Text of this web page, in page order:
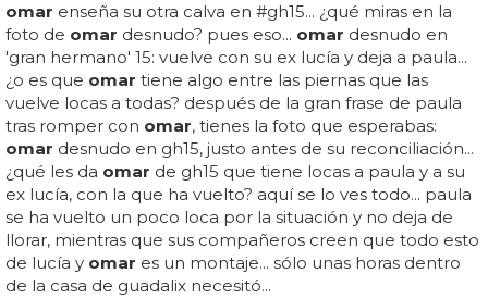
omar enseña su otra calva en #gh15... ¿qué miras en la
foto de omar desnudo? pues eso... omar desnudo en
'gran hermano' 15: vuelve con su ex lucía y deja a paula...
¿o es que omar tiene algo entre las piernas que las
vuelve locas a todas? después de la gran frase de paula
tras romper con omar, tienes la foto que esperabas:
omar desnudo en gh15, justo antes de su reconciliación...
¿qué les da omar de gh15 que tiene locas a paula y a su
ex lucía, con la que ha vuelto? aquí se lo ves todo... paula
se ha vuelto un poco loca por la situación y no deja de
llorar, mientras que sus compañeros creen que todo esto
de lucía y omar es un montaje... sólo unas horas dentro
de la casa de guadalix necesitó...